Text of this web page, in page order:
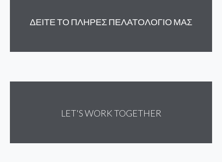
ΔΕΙΤΕ ΤΟ ΠΛΗΡΕΣ ΠΕΛΑΤΟΛΟΓΙΟ ΜΑΣ
LET'S WORK TOGETHER